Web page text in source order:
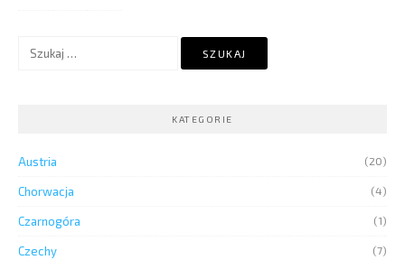
KATEGORIE
Austria (20)
Chorwacja (4)
Czarnogóra (1)
Czechy (7)